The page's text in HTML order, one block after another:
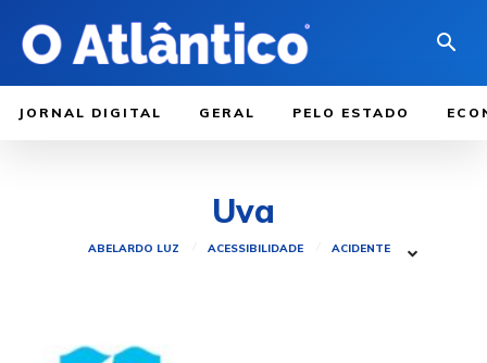
JORNAL DIGITAL GERAL PELO ESTADO
Uva
ABELARDO LUZ ACESSIBILIDADE ACIDENTE